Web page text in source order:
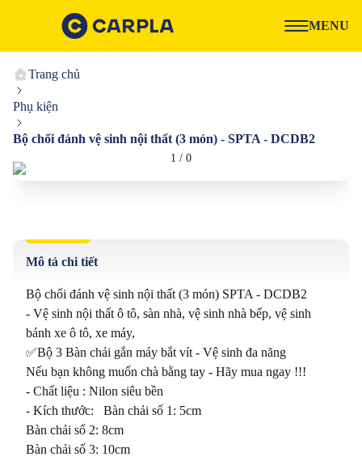
MENU
Trang chủ
Phụ kiện
Bộ chổi đánh vệ sinh nội thất (3 món) - SPTA - DCDB2
1 / 0
Mô tả chi tiết
Bộ chổi đánh vệ sinh nội thất (3 món) SPTA - DCDB2
- Vệ sinh nội thất ô tô, sàn nhà, vệ sinh nhà bếp, vệ sinh
bánh xe ô tô, xe máy,
✅Bộ 3 Bàn chải gắn máy bắt vít - Vệ sinh đa năng
Nếu bạn không muốn chà bằng tay - Hãy mua ngay !!!
- Chất liệu : Nilon siêu bền
- Kích thước:   Bàn chải số 1: 5cm
Bàn chải số 2: 8cm
Bàn chải số 3: 10cm